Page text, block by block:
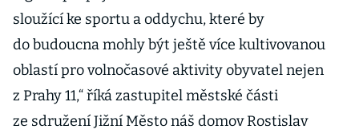
sloužící ke sportu a oddychu, které by
do budoucna mohly být ještě více kultivovanou
oblastí pro volnočasové aktivity obyvatel nejen
z Prahy 11,“ říká zastupitel městské části
ze sdružení Jižní Město náš domov Rostislav